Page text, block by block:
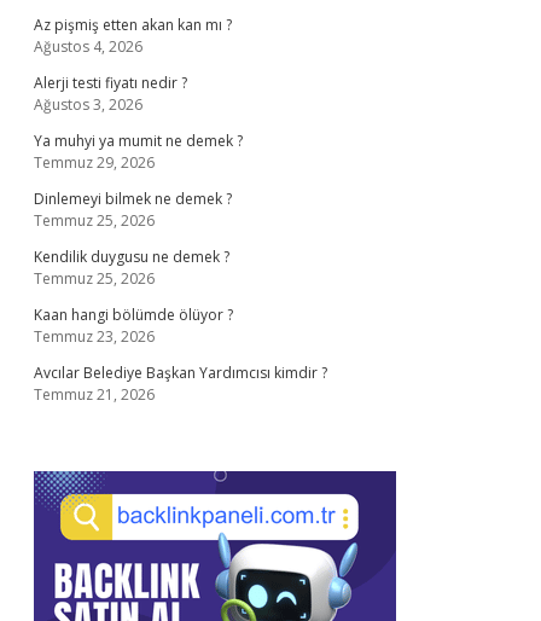
Az pişmiş etten akan kan mı ?
Ağustos 4, 2026
Alerji testi fiyatı nedir ?
Ağustos 3, 2026
Ya muhyi ya mumit ne demek ?
Temmuz 29, 2026
Dinlemeyi bilmek ne demek ?
Temmuz 25, 2026
Kendilik duygusu ne demek ?
Temmuz 25, 2026
Kaan hangi bölümde ölüyor ?
Temmuz 23, 2026
Avcılar Belediye Başkan Yardımcısı kimdir ?
Temmuz 21, 2026